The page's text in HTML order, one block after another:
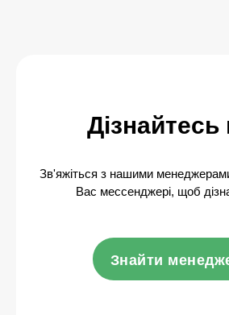
Дізнайтесь
Зв'яжіться з нашими
Вас мессенджері, щоб
Знайти